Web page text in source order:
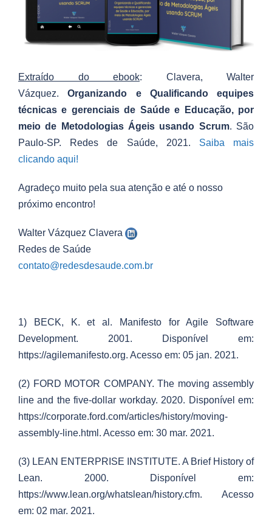
Extraído do ebook: Clavera, Walter
Vázquez.Organizando e Qualificando equipes
técnicas e gerenciais de Saúde e Educação, por
meio de Metodologias Ágeis usando Scrum. São
Paulo-SP. Redes de Saúde, 2021. Saiba mais
clicando aqui!
Agradeço muito pela sua atenção e até o nosso
próximo encontro!
Walter Vázquez Clavera
Redes de Saúde
contato@redesdesaude.com.br
1) BECK, K. et al. Manifesto for Agile Software
Development. 2001. Disponível em:
https://agilemanifesto.org. Acesso em: 05 jan. 2021.
(2) FORD MOTOR COMPANY. The moving assembly
line and the five-dollar workday. 2020. Disponível em:
https://corporate.ford.com/articles/history/moving-
assembly-line.html. Acesso em: 30 mar. 2021.
(3) LEAN ENTERPRISE INSTITUTE. A Brief History of
Lean. 2000. Disponível em:
https://www.lean.org/whatslean/history.cfm. Acesso
em: 02 mar. 2021.